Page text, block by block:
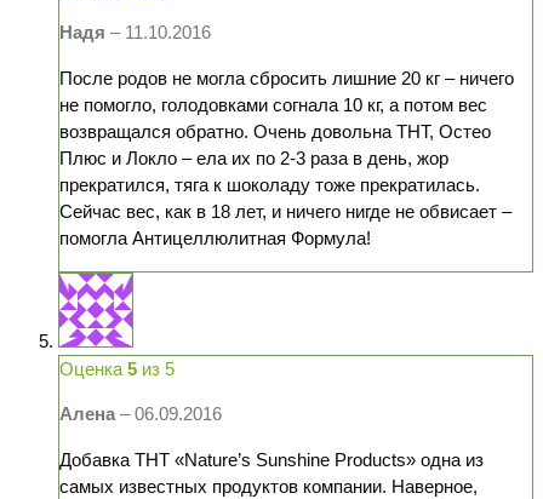
Надя – 11.10.2016
После родов не могла сбросить лишние 20 кг – ничего
не помогло, голодовками согнала 10 кг, а потом вес
возвращался обратно. Очень довольна ТНТ, Остео
Плюс и Локло – ела их по 2-3 раза в день, жор
прекратился, тяга к шоколаду тоже прекратилась.
Сейчас вес, как в 18 лет, и ничего нигде не обвисает –
помогла Антицеллюлитная Формула!
Оценка 5 из 5
Алена – 06.09.2016
Добавка ТНТ «Nature’s Sunshine Products» одна из
самых известных продуктов компании. Наверное,